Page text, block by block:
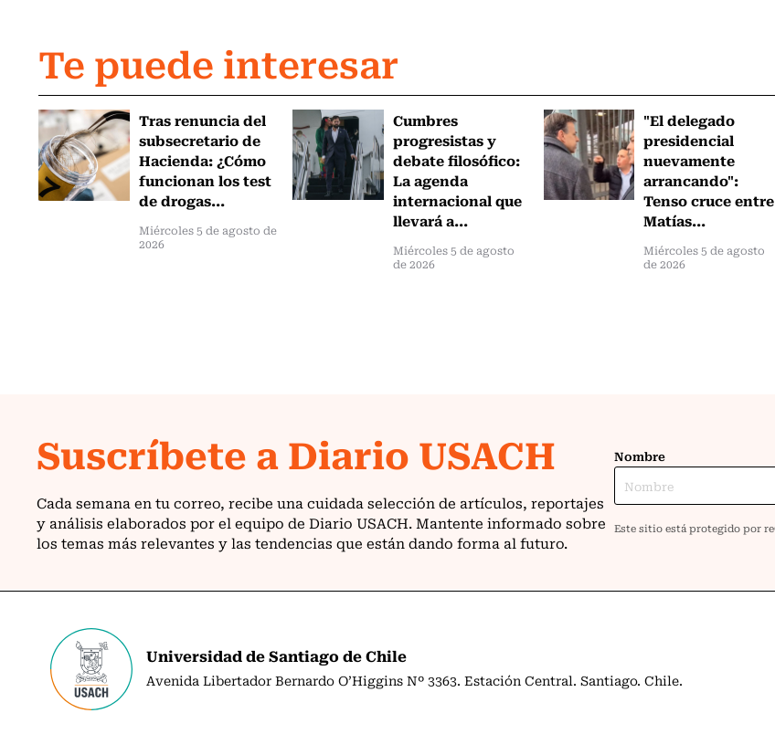
Te puede interesar
Tras renuncia del
subsecretario de
Hacienda: ¿Cómo
funcionan los test
de drogas...
Miércoles 5 de agosto de
2026
Cumbres
progresistas y
debate filosófico:
La agenda
internacional que
llevará a...
Miércoles 5 de agosto
de 2026
"El delegado
presidencial
nuevamente
arrancando":
Tenso cruce entre
Matías...
Miércoles 5 de agosto
de 2026
Universidad de Santiago de Chile
Avenida Libertador Bernardo O’Higgins Nº 3363. Estación Central. Santiago. Chile.